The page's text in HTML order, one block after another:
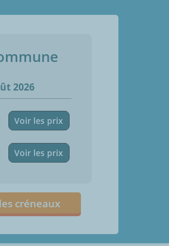
2026
Voir les prix
Voir les prix
créneaux